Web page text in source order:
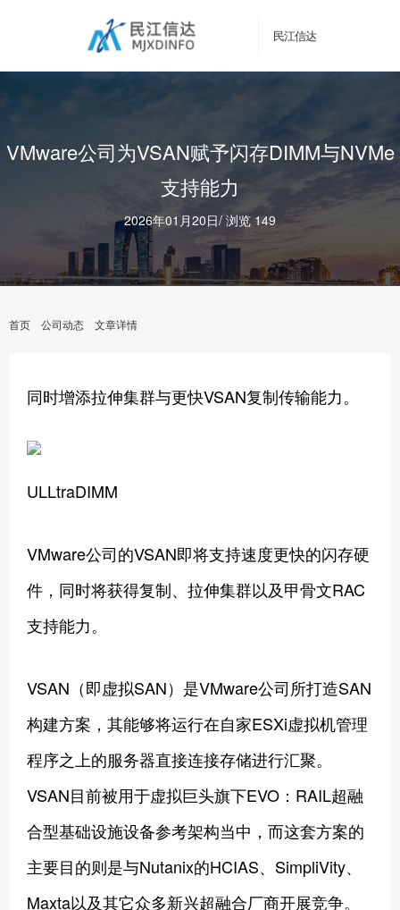
民江信达
VMware公司为VSAN赋予闪存DIMM与NVMe
支持能力
2026年01月20日/ 浏览 149
首页 公司动态 文章详情
同时增添拉伸集群与更快VSAN复制传输能力。
ULLtraDIMM
VMware公司的VSAN即将支持速度更快的闪存硬
件，同时将获得复制、拉伸集群以及甲骨文RAC
支持能力。
VSAN（即虚拟SAN）是VMware公司所打造SAN
构建方案，其能够将运行在自家ESXi虚拟机管理
程序之上的服务器直接连接存储进行汇聚。
VSAN目前被用于虚拟巨头旗下EVO：RAIL超融
合型基础设施设备参考架构当中，而这套方案的
主要目的则是与Nutanix的HCIAS、SimpliVity、
Maxta以及其它众多新兴超融合厂商开展竞争。